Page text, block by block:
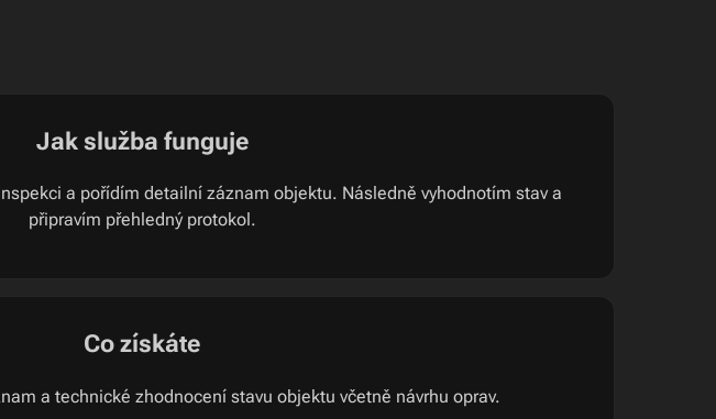
Jak služba funguje
a pořídím detailní záznam objektu. Následně vyhodnotím stav a
připravím přehledný protokol.
Co získáte
a technické zhodnocení stavu objektu včetně návrhu oprav.